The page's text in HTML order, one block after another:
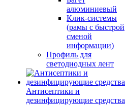
алюминиевый
Клик-системы
(рамы с быстрой
сменой
информации)
Профиль для
светодиодных лент
Антисептики и
дезинфицирующие средства